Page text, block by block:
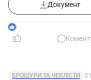
Документ
5
БРОШУРИ ТА ЧЕКЛІСТИ